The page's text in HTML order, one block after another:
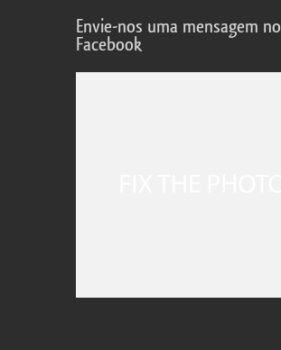
Envie-nos uma mensagem no
Facebook